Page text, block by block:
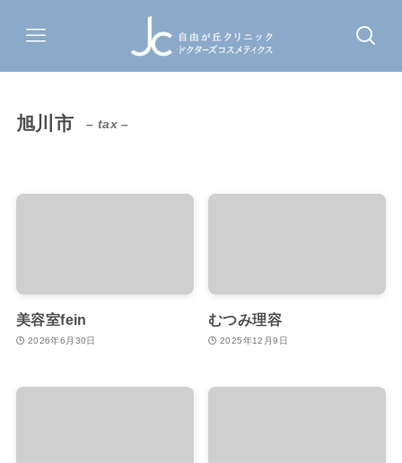
旭川市 – tax –
美容室fein
2026年6月30日
むつみ理容
2025年12月9日